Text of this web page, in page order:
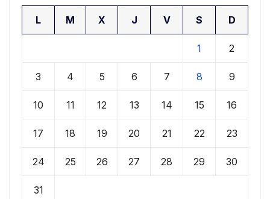
L M X J V S D
1 2
3 4 5 6 7 8 9
10 11 12 13 14 15 16
17 18 19 20 21 22 23
24 25 26 27 28 29 30
31